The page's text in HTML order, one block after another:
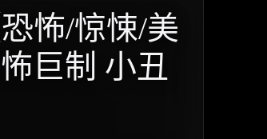
怖/惊悚/美
巨制 小丑